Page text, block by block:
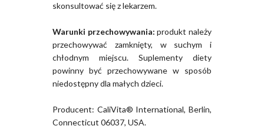
skonsultować się z lekarzem.
Warunki przechowywania:produkt należy
przechowywać zamknięty, w suchym i
chłodnym miejscu. Suplementy diety
powinny być przechowywane w sposób
niedostępny dla małych dzieci.
Producent: CaliVita® International, Berlin,
Connecticut 06037, USA.